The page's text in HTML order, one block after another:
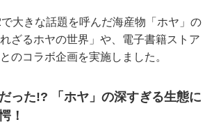
大きな話題を呼んだ海産物「ホヤ」の
ざるホヤの世界」や、電子書籍ストア
のコラボ企画を実施しました。
った!? 「ホヤ」の深すぎる生態に
！